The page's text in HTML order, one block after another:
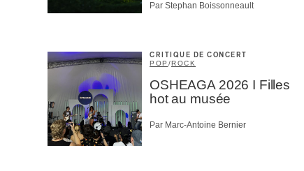
Par Stephan Boissonneault
CRITIQUE DE CONCERT
POP /ROCK
OSHEAGA 2026 I Filles
hot au musée
Par Marc-Antoine Bernier